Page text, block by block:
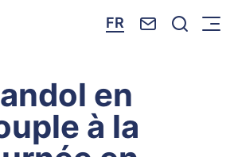
FR Nous Je
Menu
en
à la